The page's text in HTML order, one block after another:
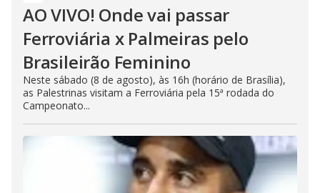
AO VIVO! Onde vai passar
Ferroviária x Palmeiras pelo
Brasileirão Feminino
Neste sábado (8 de agosto), às 16h (horário de Brasília),
as Palestrinas visitam a Ferroviária pela 15ª rodada do
Campeonato...